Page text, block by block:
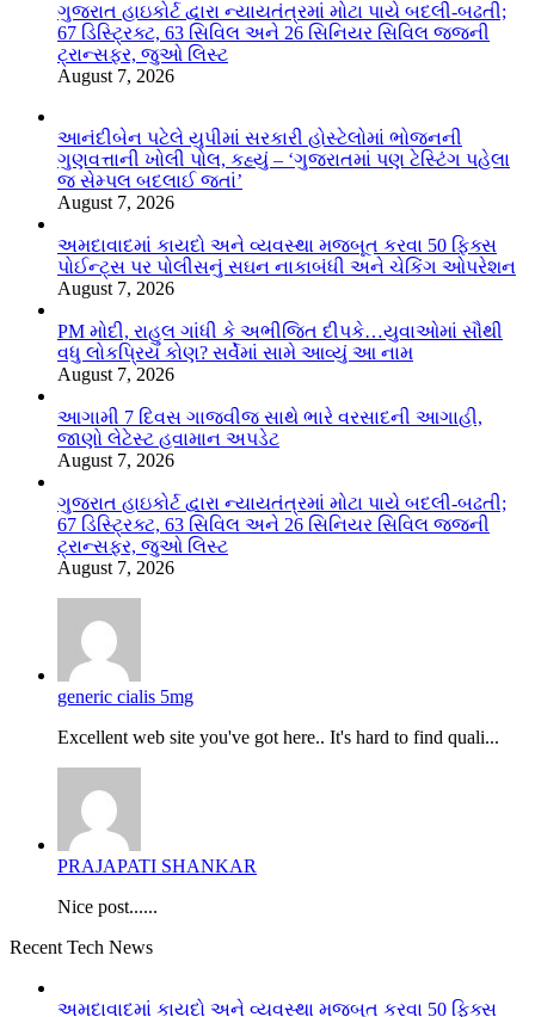
ગુજરાત હાઇકોર્ટ દ્વારા ન્યાયતંત્રમાં મોટા પાયે બદલી-બઢતી;
67 ડિસ્ટ્રિક્ટ, 63 સિવિલ અને 26 સિનિયર સિવિલ જજની
ટ્રાન્સફર, જુઓ લિસ્ટ
August 7, 2026
આનંદીબેન પટેલે યુપીમાં સરકારી હોસ્ટેલોમાં ભોજનની
ગુણવત્તાની ખોલી પોલ, કહ્યું – ‘ગુજરાતમાં પણ ટેસ્ટિંગ પહેલા
જ સેમ્પલ બદલાઈ જતાં’
August 7, 2026
અમદાવાદમાં કાયદો અને વ્યવસ્થા મજબૂત કરવા 50 ફિક્સ
પોઈન્ટ્સ પર પોલીસનું સઘન નાકાબંધી અને ચેકિંગ ઓપરેશન
August 7, 2026
PM મોદી, રાહુલ ગાંધી કે અભીજિત દીપકે…યુવાઓમાં સૌથી
વધુ લોકપ્રિય કોણ? સર્વેમાં સામે આવ્યું આ નામ
August 7, 2026
આગામી 7 દિવસ ગાજવીજ સાથે ભારે વરસાદની આગાહી,
જાણો લેટેસ્ટ હવામાન અપડેટ
August 7, 2026
ગુજરાત હાઇકોર્ટ દ્વારા ન્યાયતંત્રમાં મોટા પાયે બદલી-બઢતી;
67 ડિસ્ટ્રિક્ટ, 63 સિવિલ અને 26 સિનિયર સિવિલ જજની
ટ્રાન્સફર, જુઓ લિસ્ટ
August 7, 2026
generic cialis 5mg
Excellent web site you've got here.. It's hard to find quali...
PRAJAPATI SHANKAR
Nice post......
Recent Tech News
અમદાવાદમાં કાયદો અને વ્યવસ્થા મજબૂત કરવા 50 ફિક્સ